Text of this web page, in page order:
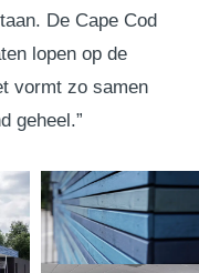
De Cape Cod
lopen op de
vormt zo samen
geheel.”